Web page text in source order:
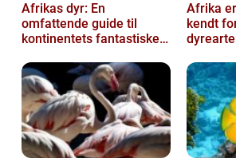
Afrikas dyr: En
omfattende guide til
kontinentets fantastiske
Afrika
kendt
robuste